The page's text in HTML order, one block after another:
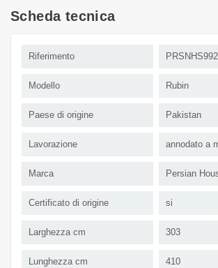
Scheda tecnica
Riferimento
Modello Rubin
Paese di origine Pakistan
Lavorazione annodato a
Marca Persian
Certificato di origine si
Larghezza cm 303
Lunghezza cm 410